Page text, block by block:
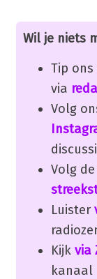
Wil je niets
Tip
via
Volg
Volg
Luister
Kijk via
kanaal